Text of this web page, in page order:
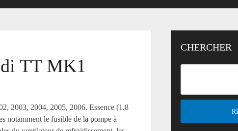
TT MK1
2003, 2004, 2005, 2006. Essence (1.8
notamment le fusible de la pompe à
CHERCHER